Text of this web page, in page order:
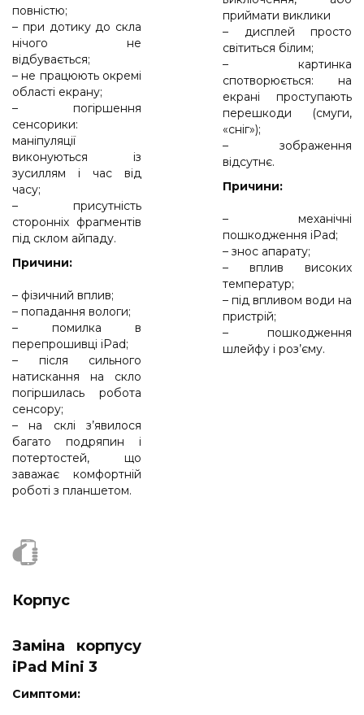
повністю;
– при дотику до скла
нічого не
відбувається;
– не працюють окремі
області екрану;
– погіршення
сенсорики:
маніпуляції
виконуються із
зусиллям і час від
часу;
– присутність
сторонніх фрагментів
під склом айпаду.
Причини:
– фізичний вплив;
– попадання вологи;
– помилка в
перепрошивці iPad;
– після сильного
натискання на скло
погіршилась робота
сенсору;
– на склі з’явилося
багато подряпин і
потертостей, що
заважає комфортній
роботі з планшетом.
приймати виклики
– дисплей просто
світиться білим;
– картинка
спотворюється: на
екрані проступають
перешкоди (смуги,
«сніг»);
– зображення
відсутнє.
Причини:
– механічні
пошкодження iPad;
– знос апарату;
– вплив високих
температур;
– під впливом води на
пристрій;
– пошкодження
шлейфу і роз’єму.
Корпус
Заміна корпусу
iPad Mini 3
Cимптоми: